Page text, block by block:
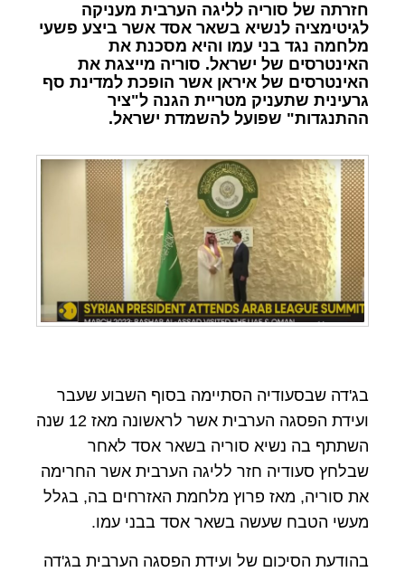
חזרתה של סוריה לליגה הערבית מעניקה
לגיטימציה לנשיא בשאר אסד אשר ביצע פשעי
מלחמה נגד בני עמו והיא מסכנת את
האינטרסים של ישראל. סוריה מייצגת את
האינטרסים של איראן אשר הופכת למדינת סף
גרעינית שתעניק מטריית הגנה ל"ציר
ההתנגדות" שפועל להשמדת ישראל.
בג'דה שבסעודיה הסתיימה בסוף השבוע שעבר
ועידת הפסגה הערבית אשר לראשונה מאז 12 שנה
השתתף בה נשיא סוריה בשאר אסד לאחר
שבלחץ סעודיה חזר לליגה הערבית אשר החרימה
את סוריה, מאז פרוץ מלחמת האזרחים בה, בגלל
מעשי הטבח שעשה בשאר אסד בבני עמו.
בהודעת הסיכום של ועידת הפסגה הערבית בג'דה